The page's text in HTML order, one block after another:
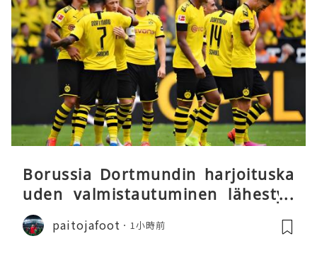
Borussia Dortmundin harjoituska
uden valmistautuminen lähestyy
päätöstään
paitojafoot 1小時前